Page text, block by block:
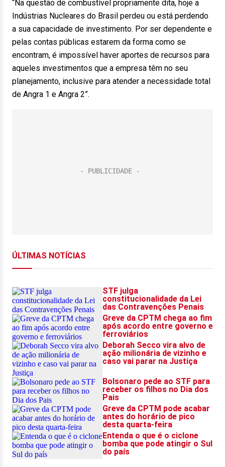
“Na questão de combustível propriamente dita, hoje a
Indústrias Nucleares do Brasil perdeu ou está perdendo
a sua capacidade de investimento. Por ser dependente e
pelas contas públicas estarem da forma como se
encontram, é impossível haver aportes de recursos para
aqueles investimentos que a empresa têm no seu
planejamento, inclusive para atender a necessidade total
de Angra 1 e Angra 2”.